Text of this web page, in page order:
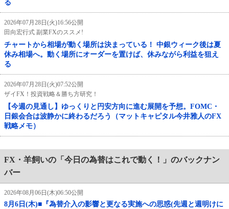
る
2026年07月28日(火)16:56公開
田向宏行式 副業FXのススメ!
チャートから相場が動く場所は決まっている！ 中銀ウィーク後は夏
休み相場へ。動く場所にオーダーを置けば、休みながら利益を狙え
る
2026年07月28日(火)07:52公開
ザイFX！投資戦略＆勝ち方研究！
【今週の見通し】ゆっくりと円安方向に進む展開を予想。FOMC・
日銀会合は波静かに終わるだろう（マットキャピタル今井雅人のFX
戦略メモ）
FX・羊飼いの「今日の為替はこれで動く！」のバックナン
バー
2026年08月06日(木)06:50公開
8月6日(木)■『為替介入の影響と更なる実施への思惑(先週と週明けに